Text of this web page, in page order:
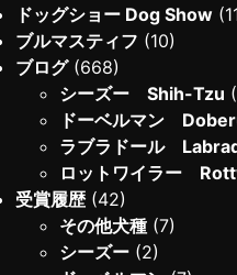
ドッグショー Dog Show
ブルマスティフ (10)
ブログ(668)
シーズー Shih-Tzu
ドーベルマン
ラブラドール
ロットワイラー
受賞履歴(42)
その他犬種 (7)
シーズー (2)